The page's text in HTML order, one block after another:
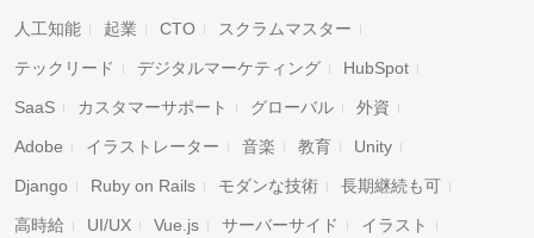
人工知能 起業 CTO スクラムマスター
テックリード デジタルマーケティング HubSpot
SaaS カスタマーサポート グローバル 外資
Adobe イラストレーター 音楽 教育 Unity
Django Ruby on Rails モダンな技術 長期継続も可
高時給 UI/UX Vue.js サーバーサイド イラスト